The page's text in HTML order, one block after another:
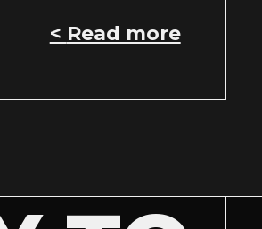
Read more >